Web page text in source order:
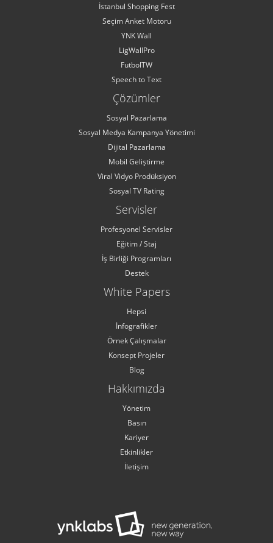
İstanbul Shopping Fest
Seçim Anket Motoru
YNK Wall
LigWallPro
FutbolTW
Speech to Text
Çözümler
Sosyal Pazarlama
Sosyal Medya Kampanya Yönetimi
Dijital Pazarlama
Mobil Geliştirme
Viral Vidyo Prodüksiyon
Sosyal TV Rating
Servisler
Profesyonel Servisler
Eğitim / Staj
İş Birliği Programları
Destek
White Papers
Hepsi
İnfografikler
Örnek Çalışmalar
Konsept Projeler
Blog
Hakkımızda
Yönetim
Basın
Kariyer
Etkinlikler
İletişim